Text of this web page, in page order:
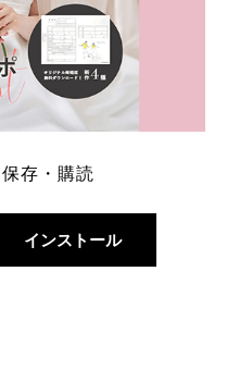
存・購読
インストール